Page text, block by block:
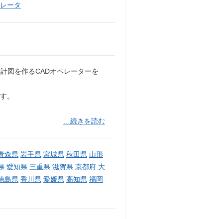
ータ
図を作るCADオペレーターを
。
…続きを読む
森県 岩手県 宮城県 秋田県 山形
愛知県 三重県 滋賀県 京都府 大
島県 香川県 愛媛県 高知県 福岡